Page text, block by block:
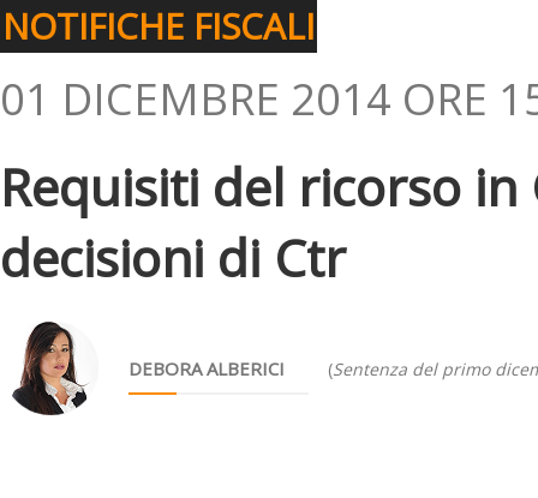
NOTIFICHE FISCALI
01 DICEMBRE 2014 ORE
Requisiti del ricorso
decisioni di Ctr
DEBORA ALBERICI (Sentenza del primo